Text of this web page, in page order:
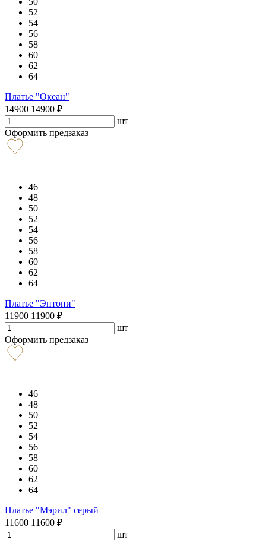
52
54
56
58
60
62
64
Платье "Океан"
14900 14900 ₽
шт
Оформить предзаказ
46
48
50
52
54
56
58
60
62
64
Платье "Энтони"
11900 11900 ₽
шт
Оформить предзаказ
46
48
50
52
54
56
58
60
62
64
Платье "Мэрил" серый
11600 11600 ₽
шт